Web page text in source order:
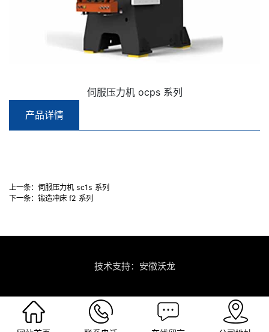
伺服压力机 ocps 系列
产品详情
上一条： 伺服压力机 sc1s 系列
下一条： 锻造冲床 f2 系列
技术支持：安徽沃龙